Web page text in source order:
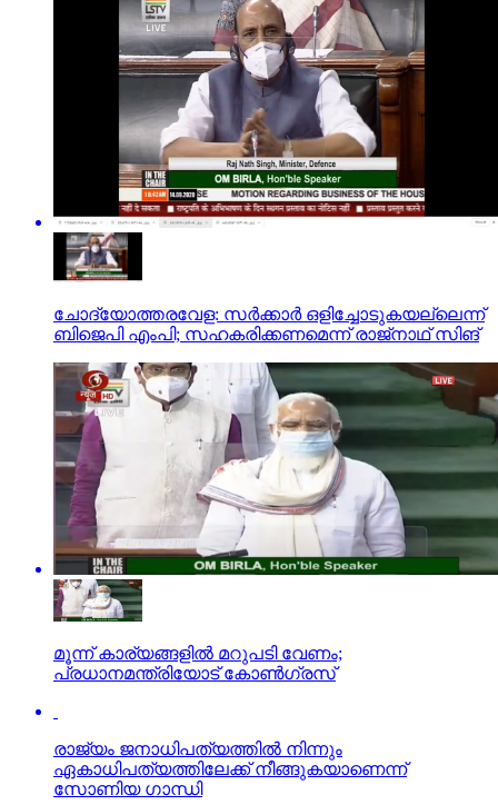
ചോദ്യോത്തരവേള: സര്‍ക്കാര്‍ ഒളിച്ചോടുകയല്ലെന്ന്
ബിജെപി എംപി; സഹകരിക്കണമെന്ന് രാജ്‌നാഥ് സിങ്
മൂന്ന് കാര്യങ്ങളില്‍ മറുപടി വേണം;
പ്രധാനമന്ത്രിയോട് കോണ്‍ഗ്രസ്
രാജ്യം ജനാധിപത്യത്തില്‍ നിന്നും
ഏകാധിപത്യത്തിലേക്ക് നീങ്ങുകയാണെന്ന്
സോണിയ ഗാന്ധി